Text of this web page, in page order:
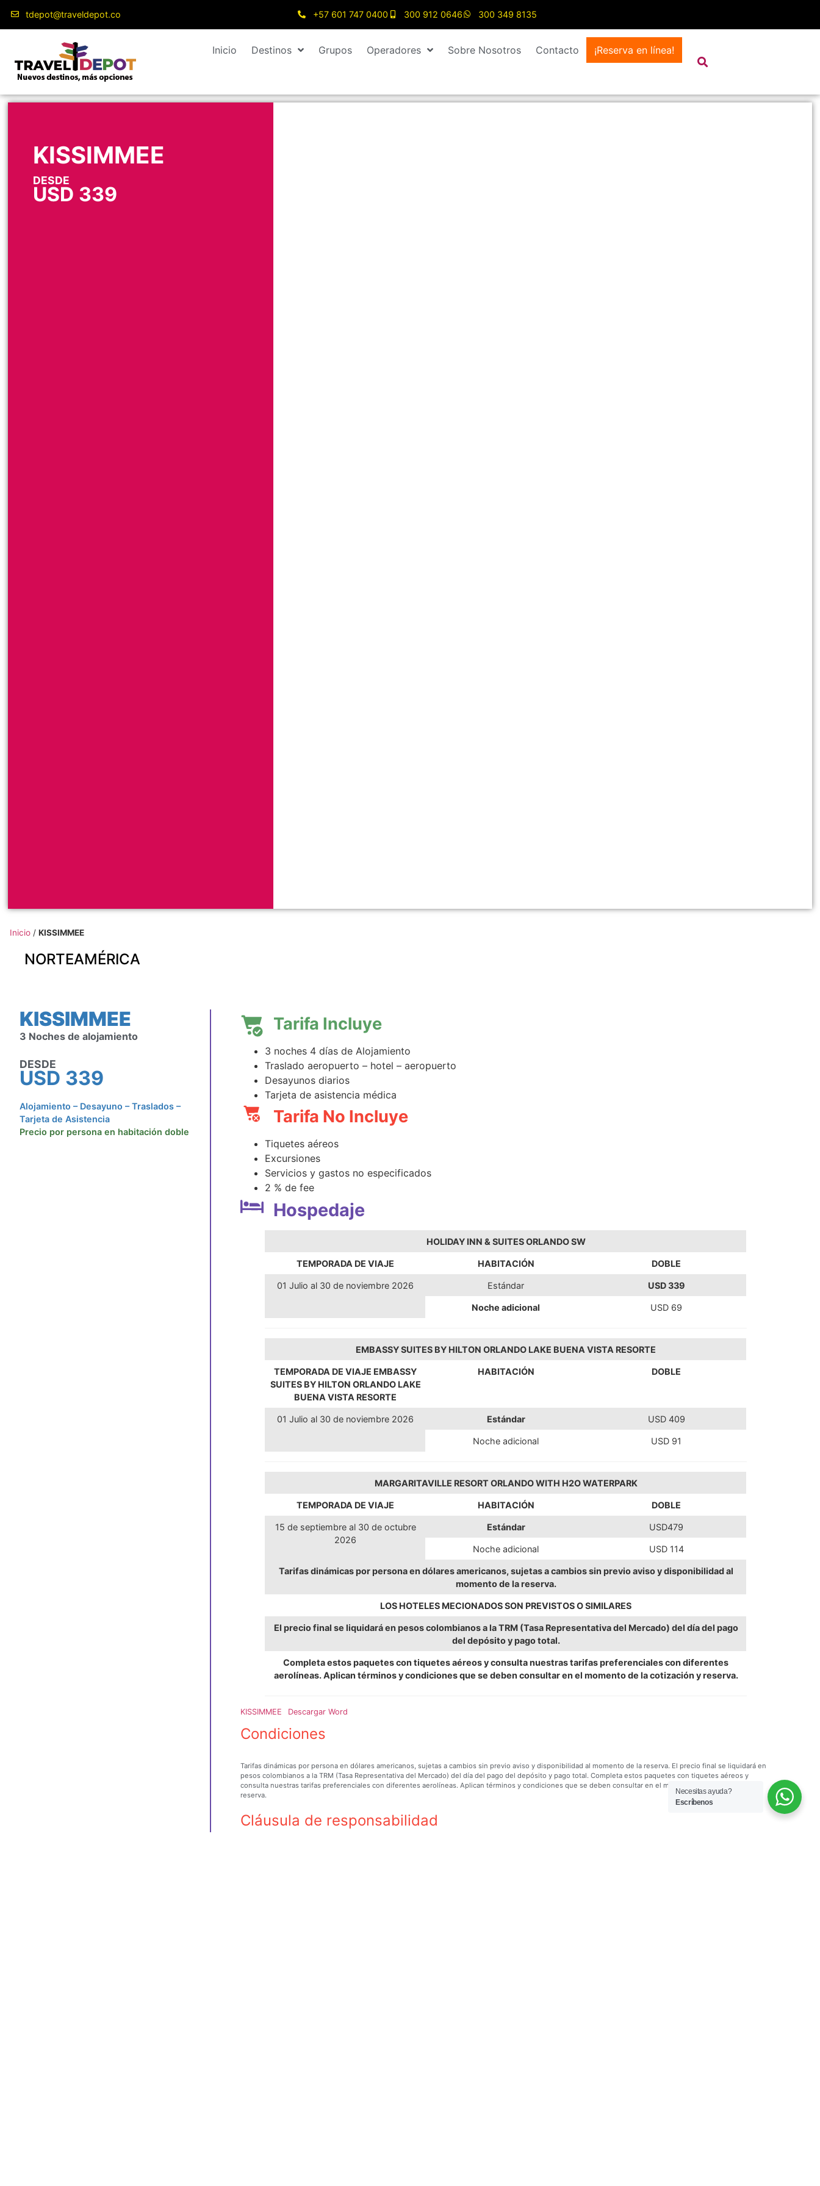
tdepot@traveldepot.co +57 601 747 0400 300 912 0646 300 349 8135
Inicio Destinos Grupos Operadores Sobre Nosotros Contacto ¡Reserva en línea!
KISSIMMEE
DESDE
USD 339
Inicio / KISSIMMEE
NORTEAMÉRICA
KISSIMMEE
3 Noches de alojamiento
DESDE
USD 339
Alojamiento – Desayuno – Traslados –
Tarjeta de Asistencia
Precio por persona en habitación doble
Tarifa Incluye
3 noches 4 días de Alojamiento
Traslado aeropuerto – hotel – aeropuerto
Desayunos diarios
Tarjeta de asistencia médica
Tarifa No Incluye
Tiquetes aéreos
Excursiones
Servicios y gastos no especificados
2 % de fee
Hospedaje
HOLIDAY INN & SUITES ORLANDO SW
TEMPORADA DE VIAJE HABITACIÓN DOBLE
01 Julio al 30 de noviembre 2026 Estándar USD339
Noche adicional USD 69
EMBASSY SUITES BY HILTON ORLANDO LAKE BUENA VISTA RESORTE
TEMPORADA DE VIAJE EMBASSY
SUITES BY HILTON ORLANDO LAKE
BUENA VISTA RESORTE
HABITACIÓN DOBLE
01 Julio al 30 de noviembre 2026 Estándar USD 409
Noche adicional USD 91
MARGARITAVILLE RESORT ORLANDO WITH H2O WATERPARK
TEMPORADA DE VIAJE HABITACIÓN DOBLE
15 de septiembre al 30 de octubre
2026
Estándar USD479
Noche adicional USD 114
Tarifas dinámicas por persona en dólares americanos, sujetas a cambios sin previo aviso y disponibilidad al
momento de la reserva.
LOS HOTELES MECIONADOS SON PREVISTOS O SIMILARES
El precio final se liquidará en pesos colombianos a la TRM (Tasa Representativa del Mercado) del día del pago
del depósito y pago total.
Completa estos paquetes con tiquetes aéreos y consulta nuestras tarifas preferenciales con diferentes
aerolíneas. Aplican términos y condiciones que se deben consultar en el momento de la cotización y reserva.
KISSIMMEE Descargar Word
Condiciones
Tarifas dinámicas por persona en dólares americanos, sujetas a cambios sin previo aviso y disponibilidad al momento de la reserva. El precio final se liquidará en
pesos colombianos a la TRM (Tasa Representativa del Mercado) del día del pago del depósito y pago total. Completa estos paquetes con tiquetes aéreos y
consulta nuestras tarifas preferenciales con diferentes aerolíneas. Aplican términos y condiciones que se deben consultar en el momento de la cotización y
reserva.
Cláusula de responsabilidad
Necesitas ayuda?
Escríbenos